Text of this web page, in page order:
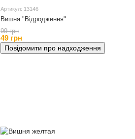
Артикул: 13146
Вишня "Відродження"
99 грн
49 грн
Повідомити про надходження